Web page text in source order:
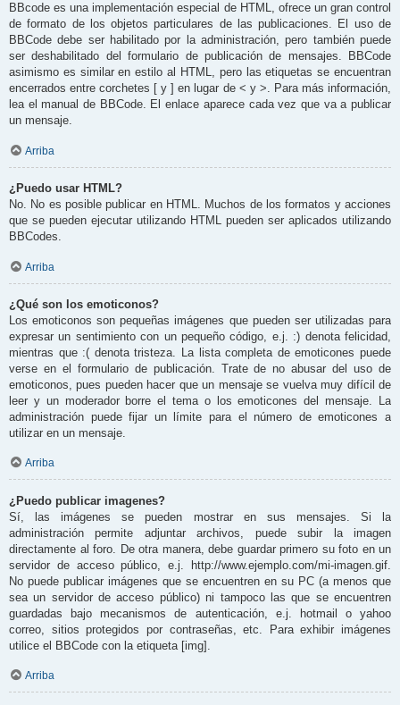
BBcode es una implementación especial de HTML, ofrece un gran control
de formato de los objetos particulares de las publicaciones. El uso de
BBCode debe ser habilitado por la administración, pero también puede
ser deshabilitado del formulario de publicación de mensajes. BBCode
asimismo es similar en estilo al HTML, pero las etiquetas se encuentran
encerrados entre corchetes [ y ] en lugar de < y >. Para más información,
lea el manual de BBCode. El enlace aparece cada vez que va a publicar
un mensaje.
Arriba
¿Puedo usar HTML?
No. No es posible publicar en HTML. Muchos de los formatos y acciones
que se pueden ejecutar utilizando HTML pueden ser aplicados utilizando
BBCodes.
Arriba
¿Qué son los emoticonos?
Los emoticonos son pequeñas imágenes que pueden ser utilizadas para
expresar un sentimiento con un pequeño código, e.j. :) denota felicidad,
mientras que :( denota tristeza. La lista completa de emoticones puede
verse en el formulario de publicación. Trate de no abusar del uso de
emoticonos, pues pueden hacer que un mensaje se vuelva muy difícil de
leer y un moderador borre el tema o los emoticones del mensaje. La
administración puede fijar un límite para el número de emoticones a
utilizar en un mensaje.
Arriba
¿Puedo publicar imagenes?
Sí, las imágenes se pueden mostrar en sus mensajes. Si la
administración permite adjuntar archivos, puede subir la imagen
directamente al foro. De otra manera, debe guardar primero su foto en un
servidor de acceso público, e.j. http://www.ejemplo.com/mi-imagen.gif.
No puede publicar imágenes que se encuentren en su PC (a menos que
sea un servidor de acceso público) ni tampoco las que se encuentren
guardadas bajo mecanismos de autenticación, e.j. hotmail o yahoo
correo, sitios protegidos por contraseñas, etc. Para exhibir imágenes
utilice el BBCode con la etiqueta [img].
Arriba